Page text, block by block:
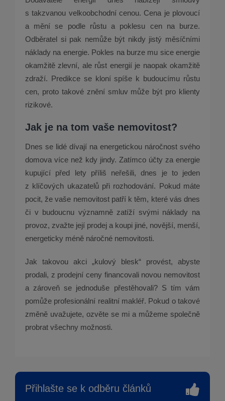
s takzvanou velkoobchodní cenou. Cena je plovoucí
a mění se podle růstu a poklesu cen na burze.
Odběratel si pak nemůže být nikdy jistý měsíčními
náklady na energie. Pokles na burze mu sice energie
okamžitě zlevní, ale růst energií je naopak okamžitě
zdraží. Predikce se kloní spíše k budoucímu růstu
cen, proto takové znění smluv může být pro klienty
rizikové.
Jak je na tom vaše nemovitost?
Dnes se lidé dívají na energetickou náročnost svého
domova více než kdy jindy. Zatímco účty za energie
kupující před lety příliš neřešili, dnes je to jeden
z klíčových ukazatelů při rozhodování. Pokud máte
pocit, že vaše nemovitost patří k těm, které vás dnes
či v budoucnu významně zatíží svými náklady na
provoz, zvažte její prodej a koupi jiné, novější, menší,
energeticky méně náročné nemovitosti.
Jak takovou akci „kulový blesk“ provést, abyste
prodali, z prodejní ceny financovali novou nemovitost
a zároveň se jednoduše přestěhovali? S tím vám
pomůže profesionální realitní makléř. Pokud o takové
změně uvažujete, ozvěte se mi a můžeme společně
probrat všechny možnosti.
Přihlašte se k odběru článků